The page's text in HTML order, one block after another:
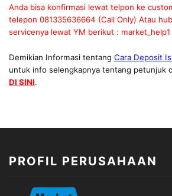
Anda bisa konfirmasi lewat telpon ke
telepon 081335636664 (Call Only) Atau
servicenya lewat YM berikut :
Demikian Informasi tentang Cara Deposit
untuk info selengkapnya tentang petunjuk
DI SINI.
PROFIL PERUSAHAAN